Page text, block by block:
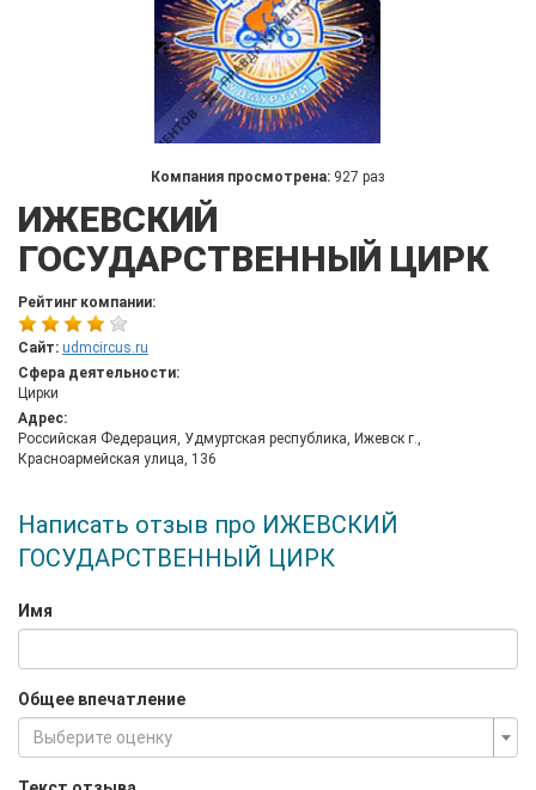
Компания просмотрена: 927 раз
ИЖЕВСКИЙ
ГОСУДАРСТВЕННЫЙ ЦИРК
Рейтинг компании:
Сайт: udmcircus.ru
Сфера деятельности:
Цирки
Адрес:
Российская Федерация, Удмуртская республика, Ижевск г.,
Красноармейская улица, 136
Написать отзыв про ИЖЕВСКИЙ
ГОСУДАРСТВЕННЫЙ ЦИРК
Имя
Общее впечатление
Выберите оценку